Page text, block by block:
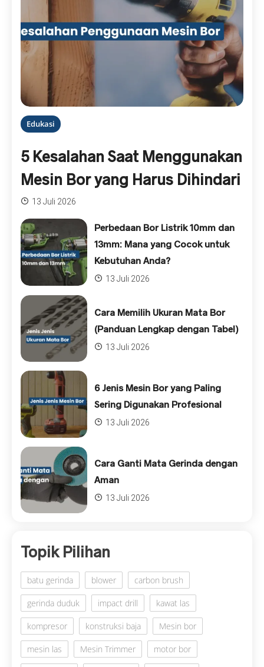
Edukasi
5 Kesalahan Saat Menggunakan
Mesin Bor yang Harus Dihindari
13 Juli 2026
Perbedaan Bor Listrik 10mm dan
13mm: Mana yang Cocok untuk
Kebutuhan Anda?
13 Juli 2026
Cara Memilih Ukuran Mata Bor
(Panduan Lengkap dengan Tabel)
13 Juli 2026
6 Jenis Mesin Bor yang Paling
Sering Digunakan Profesional
13 Juli 2026
Cara Ganti Mata Gerinda dengan
Aman
13 Juli 2026
Topik Pilihan
batu gerinda blower carbon brush
gerinda duduk impact drill kawat las
kompresor konstruksi baja Mesin bor
mesin las Mesin Trimmer motor bor